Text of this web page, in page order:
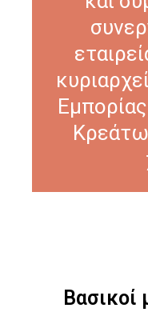
Βασικοί